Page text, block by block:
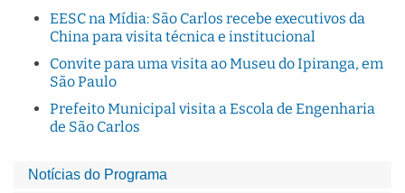
Notícias do Programa
EESC na Mídia: São Carlos recebe executivos da
China para visita técnica e institucional
Convite para uma visita ao Museu do Ipiranga, em
São Paulo
Prefeito Municipal visita a Escola de Engenharia
de São Carlos